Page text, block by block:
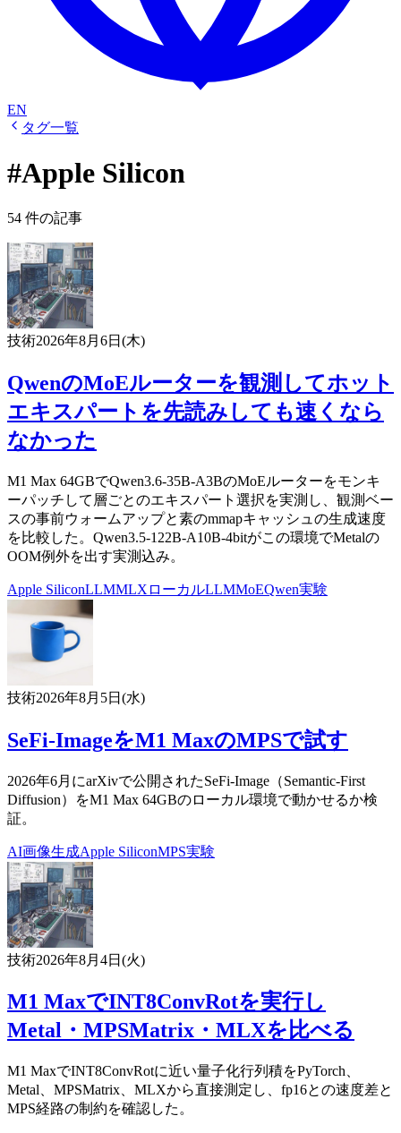
EN
タグ一覧
#Apple Silicon
54 件の記事
技術2026年8月6日(木)
QwenのMoEルーターを観測してホット
エキスパートを先読みしても速くなら
なかった
M1 Max 64GBでQwen3.6-35B-A3BのMoEルーターをモンキ
ーパッチして層ごとのエキスパート選択を実測し、観測ベー
スの事前ウォームアップと素のmmapキャッシュの生成速度
を比較した。Qwen3.5-122B-A10B-4bitがこの環境でMetalの
OOM例外を出す実測込み。
Apple SiliconLLMMLX ローカルLLMMoEQwen実験
技術2026年8月5日(水)
SeFi-ImageをM1 MaxのMPSで試す
2026年6月にarXivで公開されたSeFi-Image（Semantic-First
Diffusion）をM1 Max 64GBのローカル環境で動かせるか検
証。
AI画像生成Apple SiliconMPS実験
技術2026年8月4日(火)
M1 MaxでINT8ConvRotを実行し
Metal・MPSMatrix・MLXを比べる
M1 MaxでINT8ConvRotに近い量子化行列積をPyTorch、
Metal、MPSMatrix、MLXから直接測定し、fp16との速度差と
MPS経路の制約を確認した。